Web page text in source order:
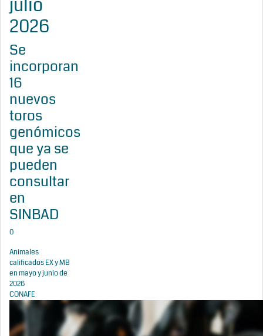
julio
2026
Se
incorporan
16
nuevos
toros
genómicos
que ya se
pueden
consultar
en
SINBAD
0
Animales
calificados EX y MB
en mayo y junio de
2026
CONAFE